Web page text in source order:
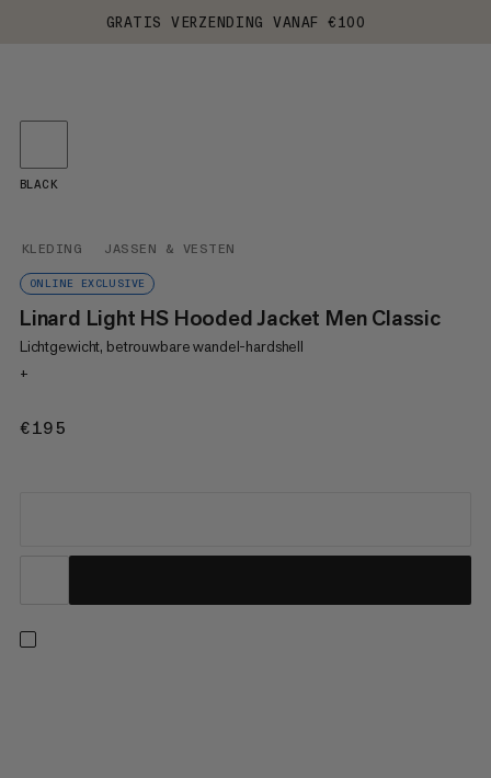
GRATIS VERZENDING VANAF €100
KLEDING JASSEN & VESTEN
ONLINE EXCLUSIVE
Linard Light HS Hooded Jacket Men Classic
Lichtgewicht, betrouwbare wandel-hardshell
+
€195
BLACK